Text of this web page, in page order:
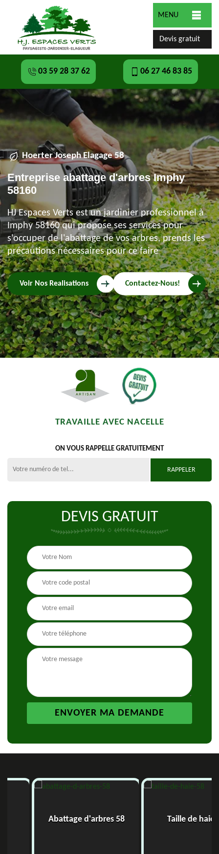
MENU
Devis gratuit
03 59 28 37 62 06 27 46 83 85
Hoerter Joseph Elagage 58
Entreprise abattage d'arbres Imphy
58160
HJ Espaces Verts est un jardinier professionnel à
Imphy 58160 qui propose ses services pour
s'occuper de l'abattage de vos arbres, prends les
précautions nécessaires pour ce faire
Voir Nos Realisations Contactez-Nous!
TRAVAILLE AVEC NACELLE
ON VOUS RAPPELLE GRATUITEMENT
DEVIS GRATUIT
Abattage d'arbres 58 Taille de haie